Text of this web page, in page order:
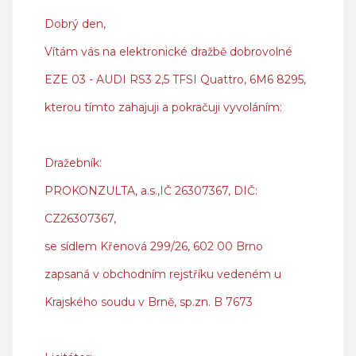
Dobrý den,
Vítám vás na elektronické dražbě dobrovolné
EZE 03 - AUDI RS3 2,5 TFSI Quattro, 6M6 8295,
kterou tímto zahajuji a pokračuji vyvoláním:
Dražebník:
PROKONZULTA, a.s.,IČ 26307367, DIČ:
CZ26307367,
se sídlem Křenová 299/26, 602 00 Brno
zapsaná v obchodním rejstříku vedeném u
Krajského soudu v Brně, sp.zn. B 7673